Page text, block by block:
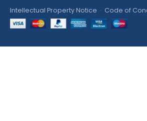
Intellectual Property Notice · Code of